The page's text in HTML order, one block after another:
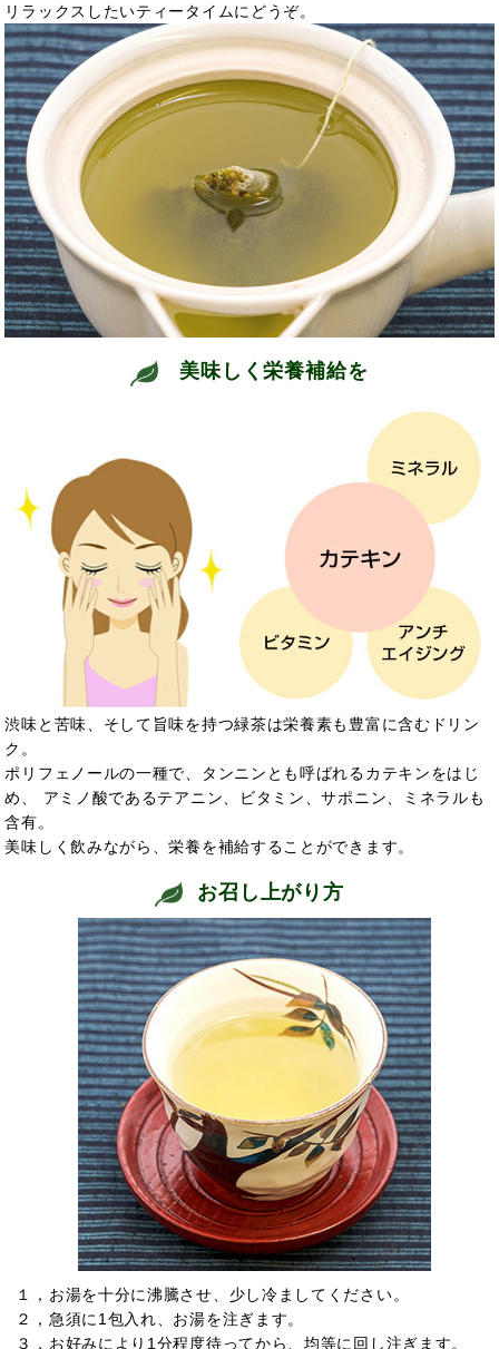
リラックスしたいティータイムにどうぞ。
美味しく栄養補給を
渋味と苦味、そして旨味を持つ緑茶は栄養素も豊富に含むドリン
ク。
ポリフェノールの一種で、タンニンとも呼ばれるカテキンをはじ
め、 アミノ酸であるテアニン、ビタミン、サポニン、ミネラルも
含有。
美味しく飲みながら、栄養を補給することができます。
お召し上がり方
１，お湯を十分に沸騰させ、少し冷ましてください。
２，急須に1包入れ、お湯を注ぎます。
３，お好みにより1分程度待ってから、均等に回し注ぎます。